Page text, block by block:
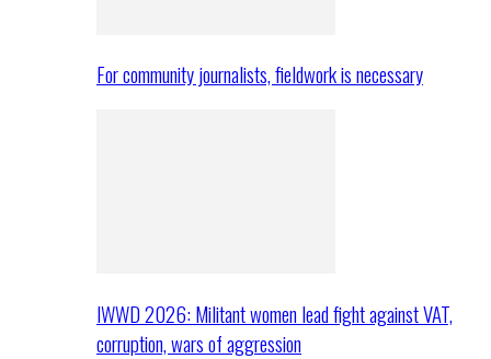
For community journalists, fieldwork is necessary
IWWD 2026: Militant women lead fight against VAT,
corruption, wars of aggression